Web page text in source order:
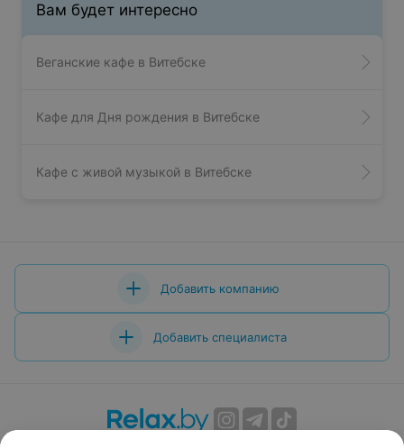
Вам будет интересно
Веганские кафе в Витебске
Кафе для Дня рождения в Витебске
Кафе с живой музыкой в Витебске
Добавить компанию
Добавить специалиста